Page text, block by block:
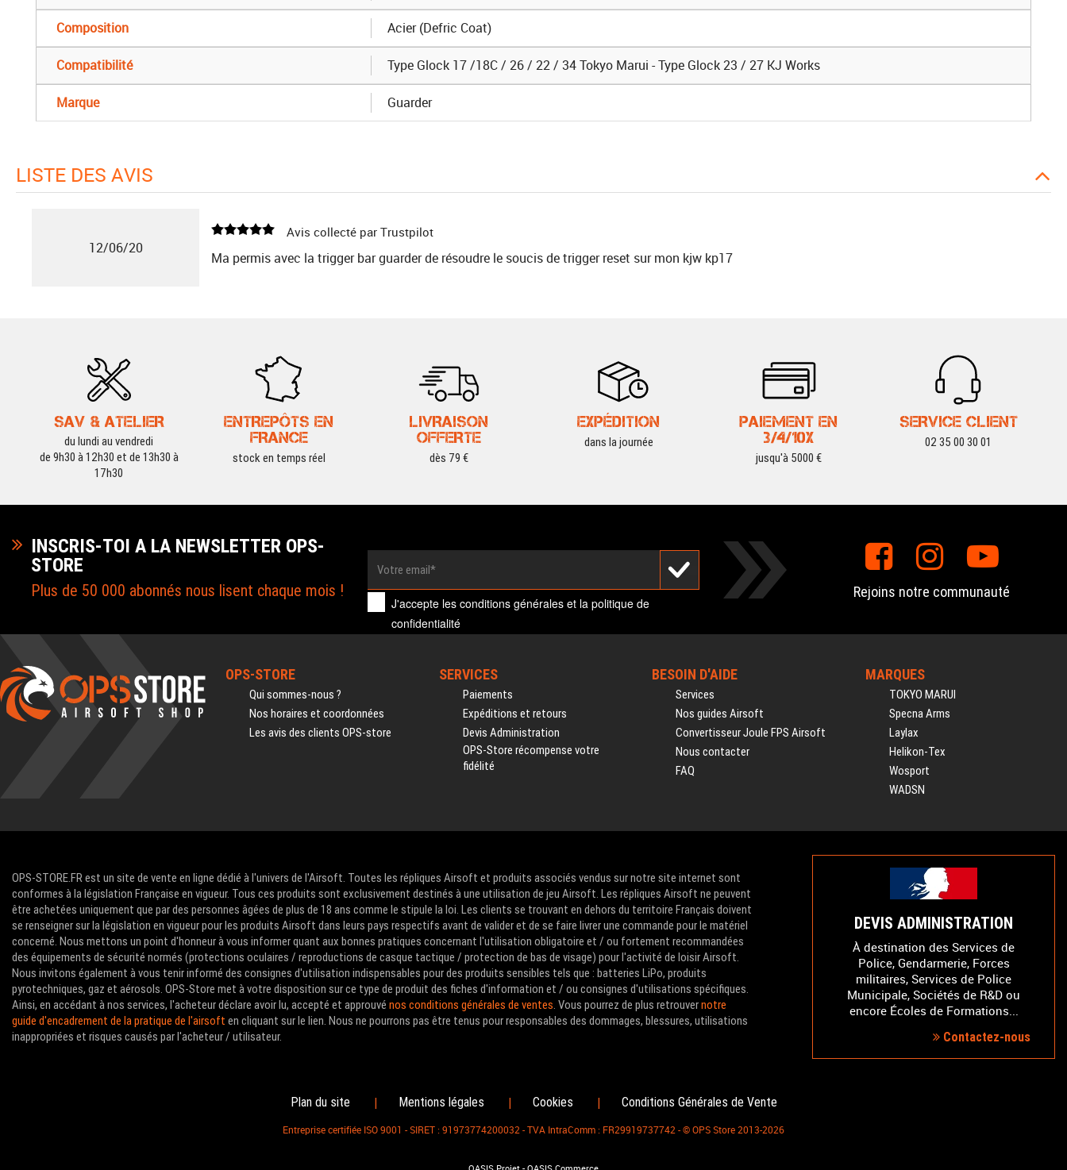
Composition Acier (Defric Coat)
Compatibilité Type Glock 17 /18C / 26 / 22 / 34 Tokyo Marui - Type Glock 23 / 27 KJ Works
Marque Guarder
LISTE DES AVIS
12/06/20
Avis collecté par Trustpilot
Ma permis avec la trigger bar guarder de résoudre le soucis de trigger reset sur mon kjw kp17
SAV & ATELIER
du lundi au vendredi
de 9h30 à 12h30 et de 13h30 à
17h30
ENTREPÔTS EN
FRANCE
stock en temps réel
LIVRAISON
OFFERTE
dès 79 €
EXPÉDITION
dans la journée
PAIEMENT EN
3/4/10X
jusqu'à 5000 €
SERVICE CLIENT
02 35 00 30 01
INSCRIS-TOI A LA NEWSLETTER OPS-
STORE
Plus de 50 000 abonnés nous lisent chaque mois !
J'accepte lesconditions générales et lapolitique de
confidentialité
Rejoins notre communauté
OPS-STORE
Qui sommes-nous ?
Nos horaires et coordonnées
Les avis des clients OPS-store
SERVICES
Paiements
Expéditions et retours
Devis Administration
OPS-Store récompense votre
fidélité
BESOIN D'AIDE
Services
Nos guides Airsoft
Convertisseur Joule FPS Airsoft
Nous contacter
FAQ
MARQUES
TOKYO MARUI
Specna Arms
Laylax
Helikon-Tex
Wosport
WADSN
OPS-STORE.FR est un site de vente en ligne dédié à l'univers de l'Airsoft. Toutes les répliques Airsoft et produits associés vendus sur notre site internet sont
conformes à la législation Française en vigueur. Tous ces produits sont exclusivement destinés à une utilisation de jeu Airsoft. Les répliques Airsoft ne peuvent
être achetées uniquement que par des personnes âgées de plus de 18 ans comme le stipule la loi. Les clients se trouvant en dehors du territoire Français doivent
se renseigner sur la législation en vigueur pour les produits Airsoft dans leurs pays respectifs avant de valider et de se faire livrer une commande pour le matériel
concerné. Nous mettons un point d'honneur à vous informer quant aux bonnes pratiques concernant l'utilisation obligatoire et / ou fortement recommandées
des équipements de sécurité normés (protections oculaires / reproductions de casque tactique / protection de bas de visage) pour l'activité de loisir Airsoft.
Nous invitons également à vous tenir informé des consignes d'utilisation indispensables pour des produits sensibles tels que : batteries LiPo, produits
pyrotechniques, gaz et aérosols. OPS-Store met à votre disposition sur ce type de produit des fiches d'information et / ou consignes d'utilisations spécifiques.
Ainsi, en accédant à nos services, l'acheteur déclare avoir lu, accepté et approuvé nos conditions générales de ventes . Vous pourrez de plus retrouvernotre
guide d'encadrement de la pratique de l'airsoft en cliquant sur le lien. Nous ne pourrons pas être tenus pour responsables des dommages, blessures, utilisations
inappropriées et risques causés par l'acheteur / utilisateur.
DEVIS ADMINISTRATION
À destination des Services de
Police, Gendarmerie, Forces
militaires, Services de Police
Municipale, Sociétés de R&D ou
encore Écoles de Formations...
Contactez-nous
Plan du site | Mentions légales | Cookies | Conditions Générales de Vente
Entreprise certifiée ISO 9001 - SIRET : 91973774200032 - TVA IntraComm : FR29919737742 - © OPS Store 2013-2026